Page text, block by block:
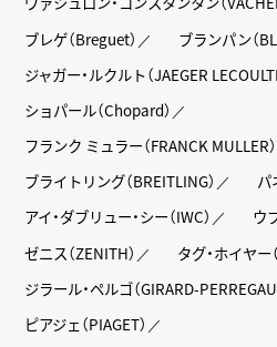
ブレゲ（Breguet）
ブランパン（
ジャガー・ルクルト（JAEGER
ショパール（Chopard）
フランク ミュラー（FRANCK MULLER）
ブライトリング（BREITLING）
パ
アイ・ダブリュー・シー（IWC）
ウ
ゼニス（ZENITH）
タグ・ホイヤー
ジラール・ペルゴ（GIRARD-
ピアジェ（PIAGET）